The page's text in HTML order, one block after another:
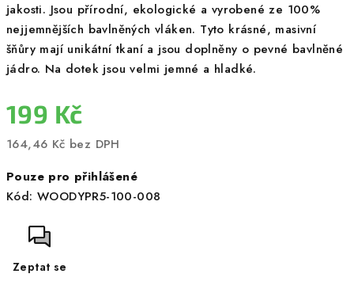
jakosti. Jsou přírodní, ekologické a vyrobené ze 100%
nejjemnějších bavlněných vláken. Tyto krásné, masivní
šňůry mají unikátní tkaní a jsou doplněny o pevné bavlněné
jádro. Na dotek jsou velmi jemné a hladké.
199 Kč
164,46 Kč bez DPH
cena:
Pouze pro přihlášené
Kód: WOODYPR5-100-008
Zeptat se